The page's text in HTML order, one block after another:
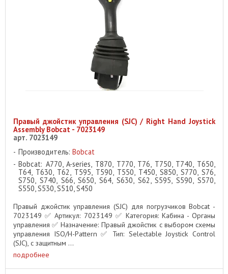
Правый джойстик управления (SJC) / Right Hand Joystick
Assembly Bobcat - 7023149
арт. 7023149
Производитель: Bobcat
Bobcat: A770, A-series, T870, T770, T76, T750, T740, T650,
T64, T630, T62, T595, T590, T550, T450, S850, S770, S76,
S750, S740, S66, S650, S64, S630, S62, S595, S590, S570,
S550, S530, S510, S450
Правый джойстик управления (SJC) для погрузчиков Bobcat -
7023149 ✅ Артикул: 7023149 ✅ Категория: Кабина - Органы
управления ✅ Назначение: Правый джойстик с выбором схемы
управления ISO/H-Pattern ✅ Тип: Selectable Joystick Control
(SJC), с защитным ...
подробнее